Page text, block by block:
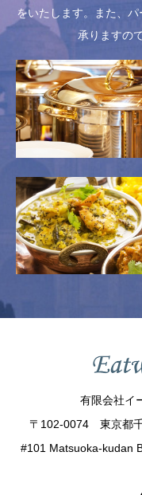
をいたします。また、
承りますの
有限会社イ
〒102-0074 東京都
#101 Matsuoka-kudan